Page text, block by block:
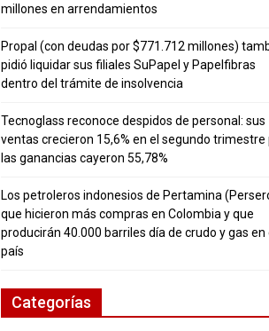
millones en arrendamientos
Propal (con deudas por $771.712 millones)
pidió liquidar sus filiales SuPapel y Papelfibras
dentro del trámite de insolvencia
Tecnoglass reconoce despidos de personal: sus
ventas crecieron 15,6% en el segundo trimestre
las ganancias cayeron 55,78%
Los petroleros indonesios de Pertamina
que hicieron más compras en Colombia y que
producirán 40.000 barriles día de crudo y gas en
país
Categorías